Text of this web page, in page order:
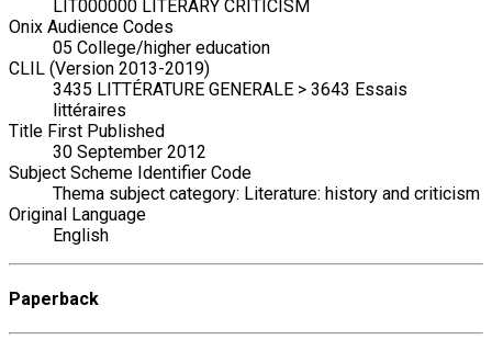
LIT000000 LITERARY CRITICISM
Onix Audience Codes
05 College/higher education
CLIL (Version 2013-2019)
3435 LITTÉRATURE GENERALE > 3643 Essais
littéraires
Title First Published
30 September 2012
Subject Scheme Identifier Code
Thema subject category: Literature: history and criticism
Original Language
English
Paperback